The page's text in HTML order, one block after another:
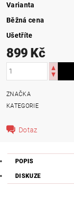
Varianta
Běžná cena
Ušetříte
899 Kč
ZNAČKA
KATEGORIE
Dotaz
POPIS
DISKUZE